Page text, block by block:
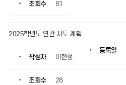
수
조회수 81
2025학년도 연간 지도 계획
작성자 이현정
등록일
조회수 28